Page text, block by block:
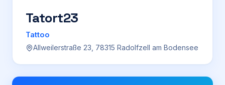
Preise
Für Firmen
Login
Tatort23
Tattoo
Allweilerstraße 23, 78315 Radolfzell am Bodensee